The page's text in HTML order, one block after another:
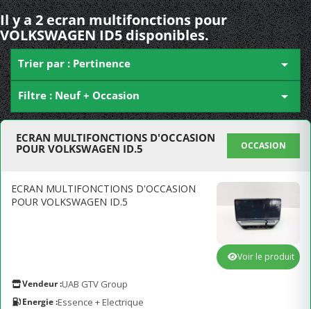
Il y a 2 ecran multifonctions pour
VOLKSWAGEN ID5 disponibles.
Trier par : Pertinence 
Filtre : Neuf + Occasion 
ECRAN MULTIFONCTIONS D'OCCASION
POUR VOLKSWAGEN ID.5
OCCASION
ECRAN MULTIFONCTIONS D'OCCASION
POUR VOLKSWAGEN ID.5
Vendeur :UAB GTV Group
Energie :Essence + Electrique
Voir le produit